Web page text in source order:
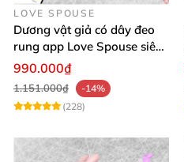
LOVE SPOUSE
Dương vật giả có dây đeo
rung app Love Spouse siêu
kích thích cho Les
990.000₫
1.151.000₫
-14%
(228)